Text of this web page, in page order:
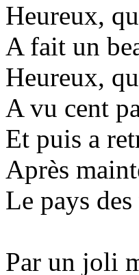
Heureux,
A fait un
Heureux,
A vu cent
Et puis a
Après
Le pays des
Par un joli